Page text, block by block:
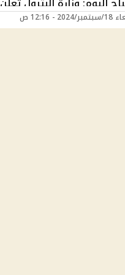
2024 - 12:16 ص